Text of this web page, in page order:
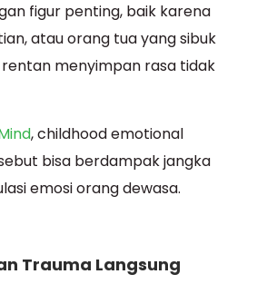
figur penting, baik karena
atau orang tua yang sibuk
menyimpan rasa tidak
, childhood emotional
bisa berdampak jangka
emosi orang dewasa.
Trauma Langsung